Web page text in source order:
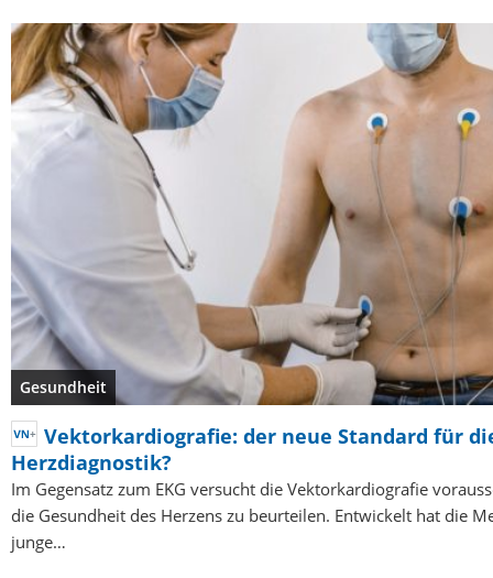
Gesundheit
Vektorkardiografie: der neue Standard für
Herzdiagnostik?
Im Gegensatz zum EKG versucht die Vektorkardiografie
die Gesundheit des Herzens zu beurteilen. Entwickelt hat die
junge…